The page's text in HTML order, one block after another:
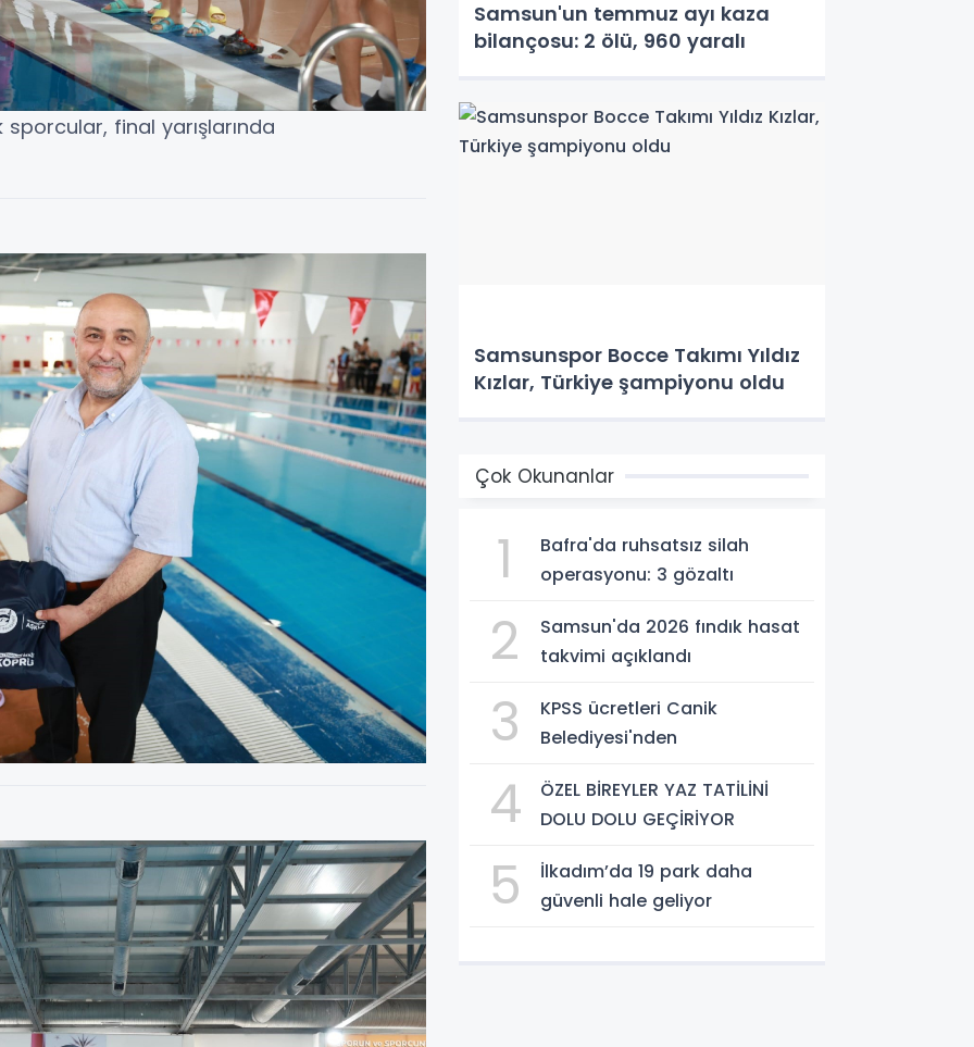
final yarışlarında
Samsun'un temmuz ayı kaza
bilançosu: 2 ölü, 960 yaralı
Samsunspor Bocce Takımı Yıldız
Kızlar, Türkiye şampiyonu oldu
Çok Okunanlar
1
Bafra'da ruhsatsız silah
operasyonu: 3 gözaltı
2
Samsun'da 2026 fındık hasat
takvimi açıklandı
3
KPSS ücretleri Canik
Belediyesi'nden
4
ÖZEL BİREYLER YAZ TATİLİNİ
DOLU DOLU GEÇİRİYOR
5
İlkadım’da 19 park daha
güvenli hale geliyor